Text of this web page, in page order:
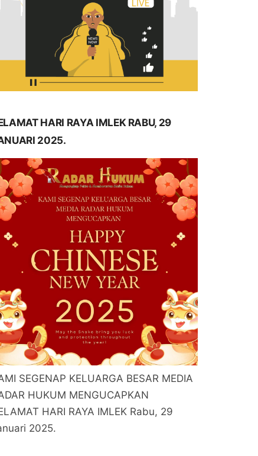
HARI RAYA IMLEK RABU, 29
2025.
SEGENAP KELUARGA BESAR MEDIA
HUKUM MENGUCAPKAN
HARI RAYA IMLEK Rabu, 29
2025.